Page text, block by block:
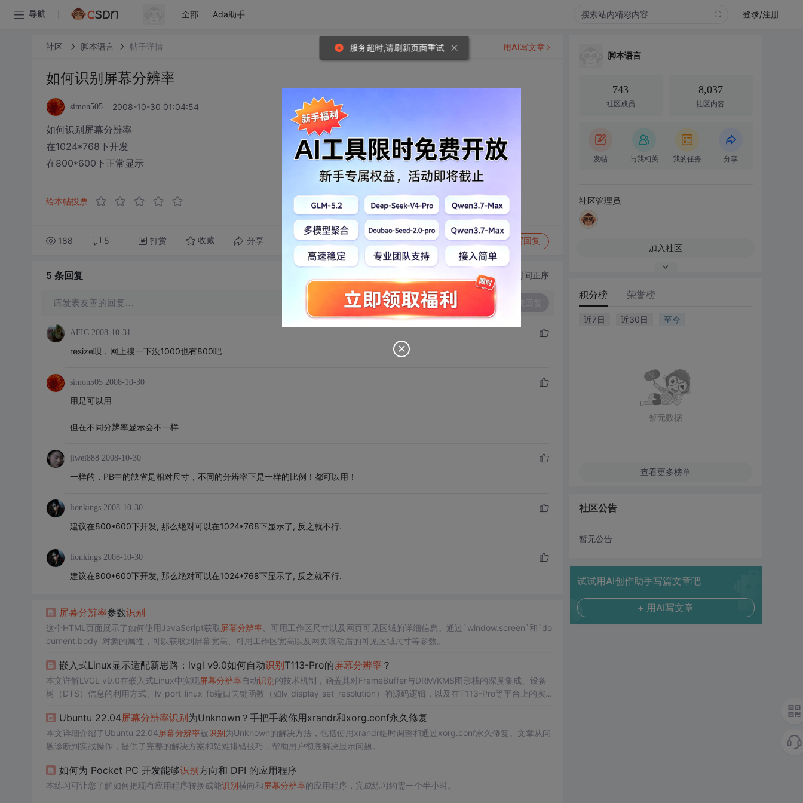
导航 全部 Ada助手 登录/注册
社区 脚本语言 帖子详情
如何识别屏幕分辨率
simon505 2008-10-30 01:04:54
如何识别屏幕分辨率
在1024*768下开发
在800*600下正常显示
给本帖投票
188 5 打赏 收藏 分享 转发到动态 举报 写回复
用AI写文章
5 条回复 切换为时间正序
请发表友善的回复…
AFIC 2008-10-31
resize呗，网上搜一下没1000也有800吧
simon505 2008-10-30
用是可以用
但在不同分辨率显示会不一样
jlwei888 2008-10-30
一样的，PB中的缺省是相对尺寸，不同的分辨率下是一样的比例！都可以用！
lionkings 2008-10-30
建议在800*600下开发, 那么绝对可以在1024*768下显示了, 反之就不行.
lionkings 2008-10-30
建议在800*600下开发, 那么绝对可以在1024*768下显示了, 反之就不行.
屏幕分辨率参数识别
这个HTML页面展示了如何使用JavaScript获取 屏幕分辨率 、可用工作区尺寸以及网页可见区域的详细信息。通过`window.screen`和`do
cument.body`对象的属性，可以获取到屏幕宽高、可用工作区宽高以及网页滚动后的可见区域尺寸等参数。
嵌入式Linux显示适配新思路：lvgl v9.0如何自动识别T113-Pro的屏幕分辨率 ？
本文详解LVGL v9.0在嵌入式Linux中实现屏幕分辨率自动识别的技术机制，涵盖其对FrameBuffer与DRM/KMS图形栈的深度集成、设备
树（DTS）信息的利用方式、lv_port_linux_fb端口关键函数（如lv_display_set_resolution）的源码逻辑，以及在T113-Pro等平台上的实际
Ubuntu 22.04屏幕分辨率识别为Unknown？手把手教你用xrandr和xorg.conf永久修复
本文详细介绍了Ubuntu 22.04屏幕分辨率被识别为Unknown的解决方法，包括使用xrandr临时调整和通过xorg.conf永久修复。文章从问
题诊断到实战操作，提供了完整的解决方案和疑难排错技巧，帮助用户彻底解决显示问题。
如何为 Pocket PC 开发能够识别方向和 DPI 的应用程序
本练习可让您了解如何把现有应用程序转换成能识别横向和屏幕分辨率的应用程序，完成练习约需一个半小时。
脚本语言
743
社区成员
8,037
社区内容
发帖 与我相关 我的任务 分享
社区管理员
加入社区
积分榜 荣誉榜
近7日 近30日 至今
暂无数据
查看更多榜单
社区公告
暂无公告
试试用AI创作助手写篇文章吧
+ 用AI写文章
服务超时,请刷新页面重试